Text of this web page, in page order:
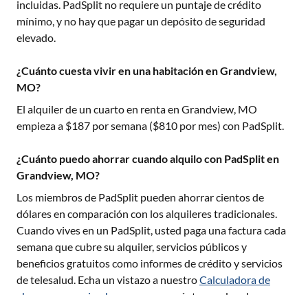
incluidas. PadSplit no requiere un puntaje de crédito
mínimo, y no hay que pagar un depósito de seguridad
elevado.
¿Cuánto cuesta vivir en una habitación en Grandview,
MO?
El alquiler de un cuarto en renta en Grandview, MO
empieza a $187 por semana ($810 por mes) con PadSplit.
¿Cuánto puedo ahorrar cuando alquilo con PadSplit en
Grandview, MO?
Los miembros de PadSplit pueden ahorrar cientos de
dólares en comparación con los alquileres tradicionales.
Cuando vives en un PadSplit, usted paga una factura cada
semana que cubre su alquiler, servicios públicos y
beneficios gratuitos como informes de crédito y servicios
de telesalud. Echa un vistazo a nuestroCalculadora de